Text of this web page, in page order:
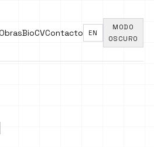
BioCVContacto EN
MODO
OSCURO